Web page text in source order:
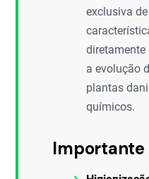
exclusiva
a evolução
plantas
químicos.
Importante